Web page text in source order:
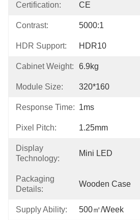
Certification: CE
Contrast: 5000:1
HDR Support: HDR10
Cabinet Weight: 6.9kg
Module Size: 320*160
Response Time: 1ms
Pixel Pitch: 1.25mm
Display
Technology:
Mini LED
Packaging
Details:
Wooden Case
Supply Ability: 500㎡/week